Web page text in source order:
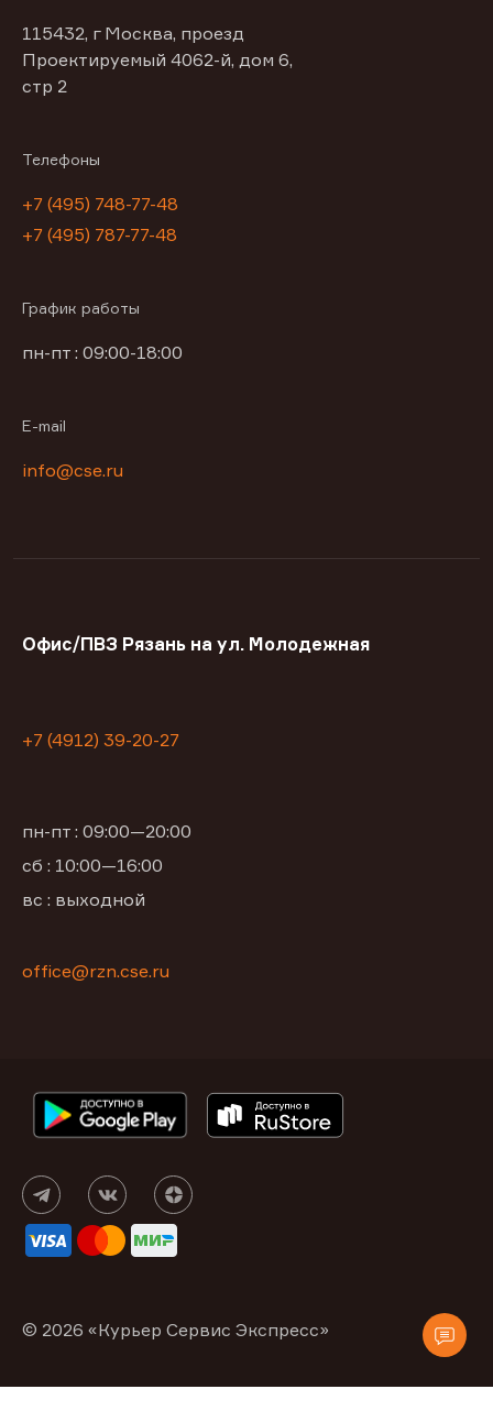
115432, г Москва, проезд
Проектируемый 4062-й, дом 6,
стр 2
Телефоны
+7 (495) 748-77-48
+7 (495) 787-77-48
График работы
пн-пт : 09:00-18:00
E-mail
info@cse.ru
Офис/ПВЗ Рязань на ул. Молодежная
+7 (4912) 39-20-27
пн-пт : 09:00—20:00
сб : 10:00—16:00
вс : выходной
office@rzn.cse.ru
© 2026 «Курьер Сервис Экспресс»